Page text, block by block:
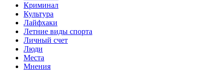
Криминал
Культура
Лайфхаки
Летние виды спорта
Личный счет
Люди
Места
Мнения